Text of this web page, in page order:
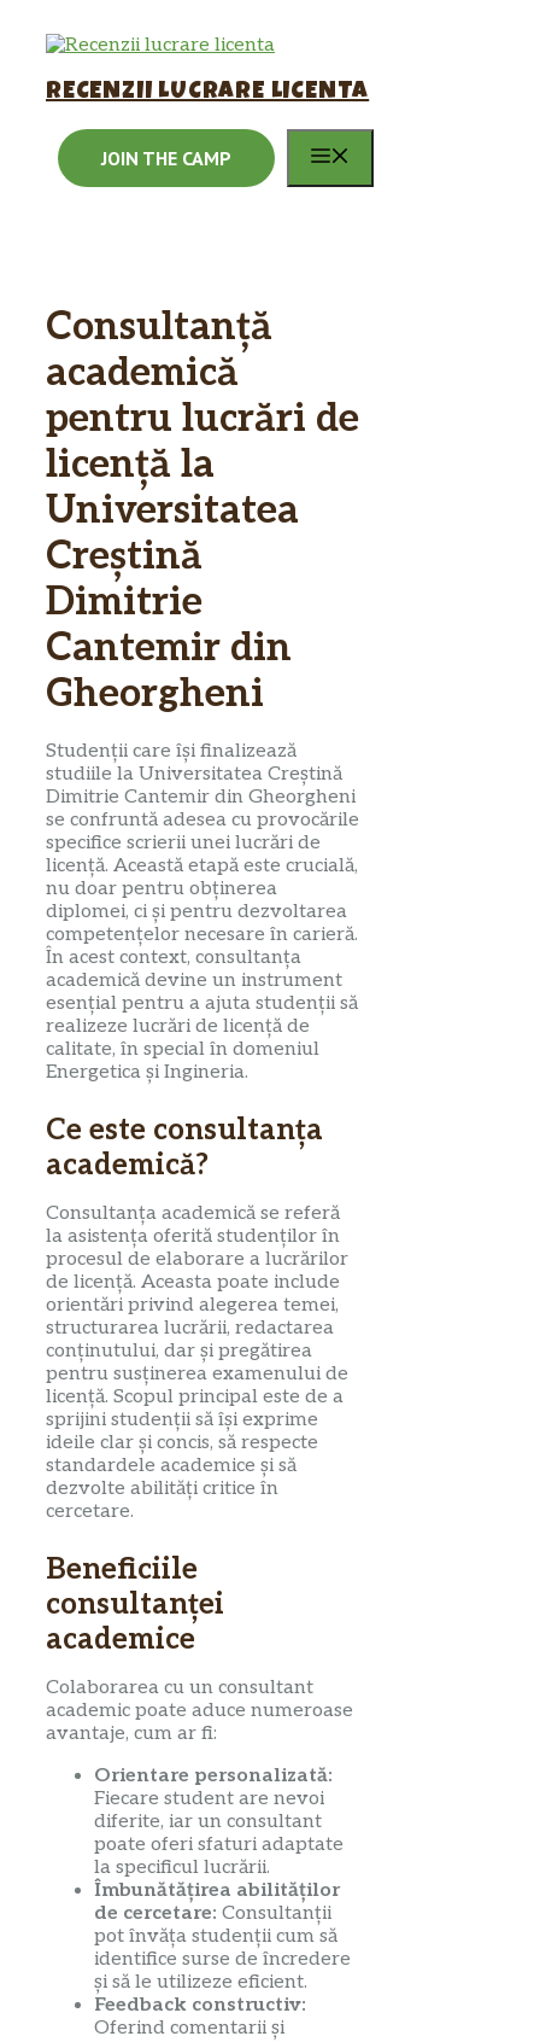
RECENZII LUCRARE LICENTA
JOIN THE CAMP
Consultanță
academică
pentru lucrări de
licență la
Universitatea
Creștină
Dimitrie
Cantemir din
Gheorgheni
Studenții care își finalizează
studiile la Universitatea Creștină
Dimitrie Cantemir din Gheorgheni
se confruntă adesea cu provocările
specifice scrierii unei lucrări de
licență. Această etapă este crucială,
nu doar pentru obținerea
diplomei, ci și pentru dezvoltarea
competențelor necesare în carieră.
În acest context, consultanța
academică devine un instrument
esențial pentru a ajuta studenții să
realizeze lucrări de licență de
calitate, în special în domeniul
Energetica și Ingineria.
Ce este consultanța
academică?
Consultanța academică se referă
la asistența oferită studenților în
procesul de elaborare a lucrărilor
de licență. Aceasta poate include
orientări privind alegerea temei,
structurarea lucrării, redactarea
conținutului, dar și pregătirea
pentru susținerea examenului de
licență. Scopul principal este de a
sprijini studenții să își exprime
ideile clar și concis, să respecte
standardele academice și să
dezvolte abilități critice în
cercetare.
Beneficiile
consultanței
academice
Colaborarea cu un consultant
academic poate aduce numeroase
avantaje, cum ar fi:
Orientare personalizată:
Fiecare student are nevoi
diferite, iar un consultant
poate oferi sfaturi adaptate
la specificul lucrării.
Îmbunătățirea abilităților
de cercetare: Consultanții
pot învăța studenții cum să
identifice surse de încredere
și să le utilizeze eficient.
Feedback constructiv:
Oferind comentarii și